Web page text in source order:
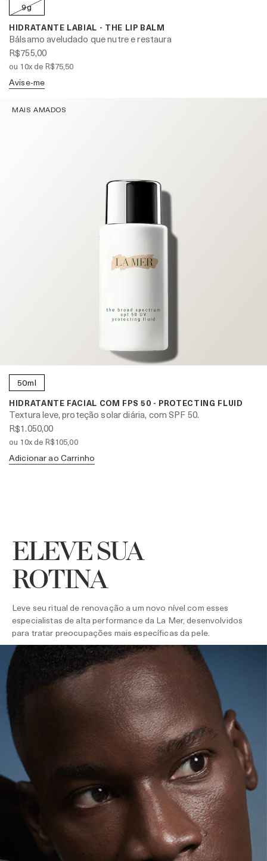
9g
HIDRATANTE LABIAL - THE LIP BALM
Bálsamo aveludado que nutre e restaura
R$755,00
ou 10x de R$75,50
Avise-me
MAIS AMADOS
50ml
HIDRATANTE FACIAL COM FPS 50 - PROTECTING FLUID
Textura leve, proteção solar diária, com SPF 50.
R$1.050,00
ou 10x de R$105,00
Adicionar ao Carrinho
ELEVE SUA
ROTINA
Leve seu ritual de renovação a um novo nível com esses
especialistas de alta performance da La Mer, desenvolvidos
para tratar preocupações mais específicas da pele.